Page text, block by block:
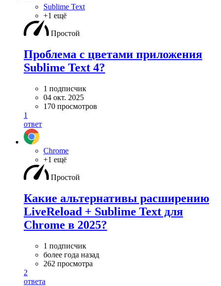
Sublime Text
+1 ещё
Простой
Проблема с цветами приложения
Sublime Text 4?
1 подписчик
04 окт. 2025
170 просмотров
1
ответ
Chrome
+1 ещё
Простой
Какие альтернативы расширению
LiveReload + Sublime Text для
Chrome в 2025?
1 подписчик
более года назад
262 просмотра
2
ответа